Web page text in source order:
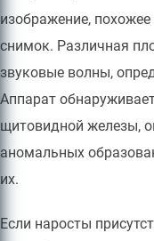
изображение,
снимок. Различная
звуковые волны,
Аппарат
щитовидной железы,
аномальных
их.
Если наросты